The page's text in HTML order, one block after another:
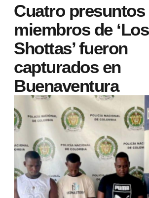
Cuatro presuntos
miembros de ‘Los
Shottas’ fueron
capturados en
Buenaventura